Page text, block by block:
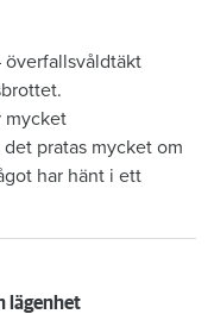
överfallsvåldtäkt
mycket
pratas mycket om
har hänt i ett
lägenhet